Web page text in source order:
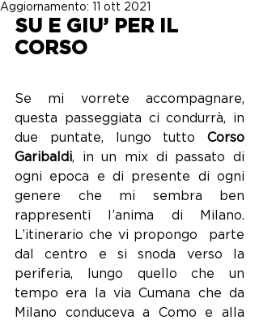
Aggiornamento: 11 ott 2021
SU E GIU’ PER IL
CORSO
Se mi vorrete accompagnare,
questa passeggiata ci condurrà, in
due puntate, lungo tutto Corso
Garibaldi, in un mix di passato di
ogni epoca e di presente di ogni
genere che mi sembra ben
rappresenti l’anima di Milano.
L’itinerario che vi propongo  parte
dal centro e si snoda verso la
periferia, lungo quello che un
tempo era la via Cumana che da
Milano conduceva a Como e alla